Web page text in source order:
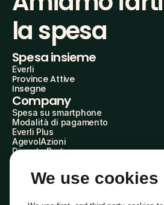
la spesa
Spesa insieme
Everli
Province Attive
Insegne
Company
Spesa su smartphone
Modalità di pagamento
Everli Plus
AgevolAzioni
Diventa Partner
Everli Shoppers
About Us
We use cookies